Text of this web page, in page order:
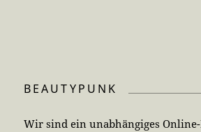
BEAUTYPUNK
Wir sind ein unabhängiges